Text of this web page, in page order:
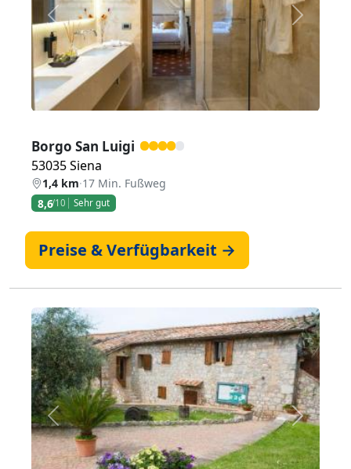
Zurück Weiter
Borgo San Luigi
53035 Siena
1,4 km·17 Min. Fußweg
8,6/10 Sehr gut
Preise & Verfügbarkeit →
Zurück Weiter